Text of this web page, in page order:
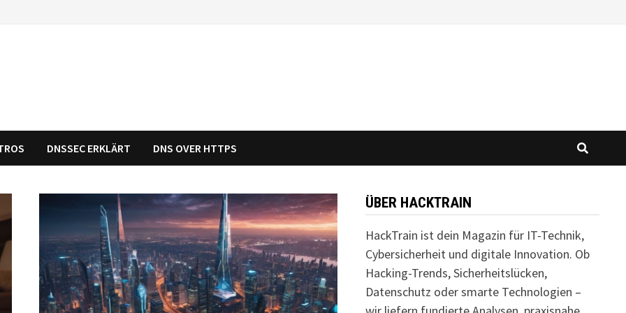
DNSSEC ERKLÄRT DNS OVER HTTPS
ÜBER HACKTRAIN
HackTrain ist dein Magazin für IT-Technik,
Cybersicherheit und digitale Innovation. Ob
Hacking-Trends, Sicherheitslücken,
Datenschutz oder smarte Technologien –